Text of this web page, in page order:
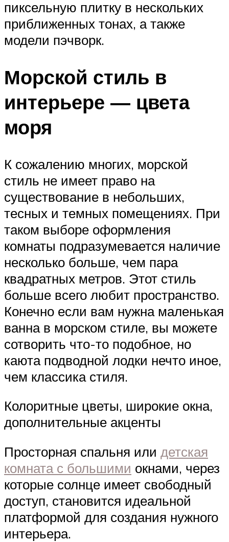
пиксельную плитку в нескольких
приближенных тонах, а также
модели пэчворк.
Морской стиль в
интерьере — цвета
моря
К сожалению многих, морской
стиль не имеет право на
существование в небольших,
тесных и темных помещениях. При
таком выборе оформления
комнаты подразумевается наличие
несколько больше, чем пара
квадратных метров. Этот стиль
больше всего любит пространство.
Конечно если вам нужна маленькая
ванна в морском стиле, вы можете
сотворить что-то подобное, но
каюта подводной лодки нечто иное,
чем классика стиля.
Колоритные цветы, широкие окна,
дополнительные акценты
Просторная спальня или детская
комната с большими окнами, через
которые солнце имеет свободный
доступ, становится идеальной
платформой для создания нужного
интерьера.